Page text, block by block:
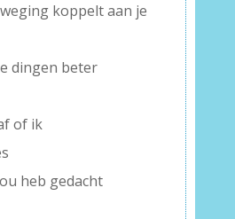
koppelt aan je
dingen beter
of ik
heb gedacht